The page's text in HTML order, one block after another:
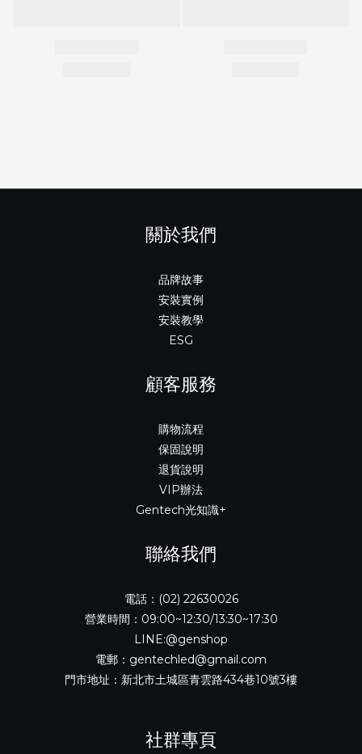
關於我們
品牌故事
安裝實例
安裝教學
ESG
顧客服務
購物流程
保固說明
退貨說明
VIP辦法
Gentech光知識+
聯絡我們
電話：(02) 22630026
營業時間：09:00~12:30/13:30~17:30
LINE:@genshop
電郵：gentechled@gmail.com
門市地址：新北市土城區青雲路434巷10號3樓
社群專頁